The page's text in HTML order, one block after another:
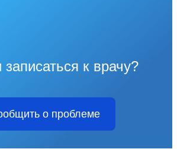
к врачу?
о проблеме